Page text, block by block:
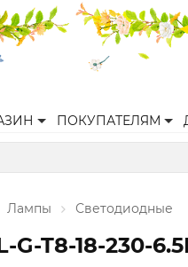
ПОКУПАТЕЛЯМ
Лампы Светодиодные
T8-18-230-